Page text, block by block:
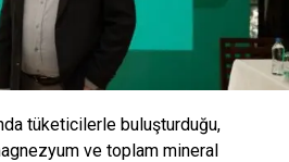
tüketicilerle buluşturduğu,
ve toplam mineral